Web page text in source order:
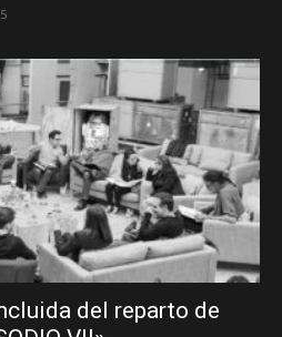
del reparto de